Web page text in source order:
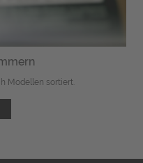
Modellen sortiert.